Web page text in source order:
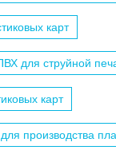
карт
для струйной
карт
производства